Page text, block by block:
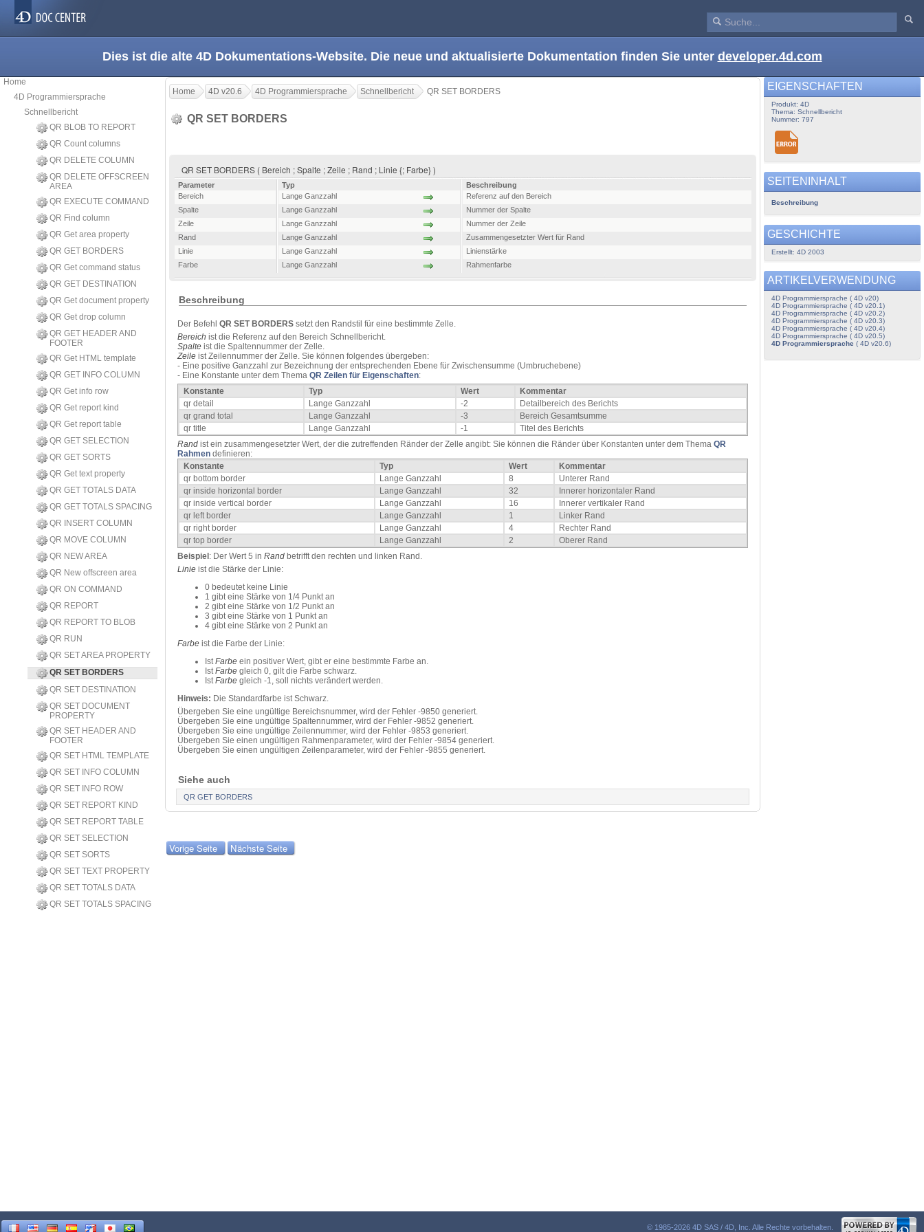
Dies ist die alte 4D Dokumentations-Website. Die neue und aktualisierte Dokumentation finden Sie unter developer.4d.com
Home
4D Programmiersprache
Schnellbericht
QR BLOB TO REPORT
QR Count columns
QR DELETE COLUMN
QR DELETE OFFSCREEN
AREA
QR EXECUTE COMMAND
QR Find column
QR Get area property
QR GET BORDERS
QR Get command status
QR GET DESTINATION
QR Get document property
QR Get drop column
QR GET HEADER AND
FOOTER
QR Get HTML template
QR GET INFO COLUMN
QR Get info row
QR Get report kind
QR Get report table
QR GET SELECTION
QR GET SORTS
QR Get text property
QR GET TOTALS DATA
QR GET TOTALS SPACING
QR INSERT COLUMN
QR MOVE COLUMN
QR NEW AREA
QR New offscreen area
QR ON COMMAND
QR REPORT
QR REPORT TO BLOB
QR RUN
QR SET AREA PROPERTY
QR SET BORDERS
QR SET DESTINATION
QR SET DOCUMENT
PROPERTY
QR SET HEADER AND
FOOTER
QR SET HTML TEMPLATE
QR SET INFO COLUMN
QR SET INFO ROW
QR SET REPORT KIND
QR SET REPORT TABLE
QR SET SELECTION
QR SET SORTS
QR SET TEXT PROPERTY
QR SET TOTALS DATA
QR SET TOTALS SPACING
Home 4D v20.6 4D Programmiersprache Schnellbericht QR SET BORDERS
QR SET BORDERS
QR SET BORDERS ( Bereich ; Spalte ; Zeile ; Rand ; Linie {; Farbe} )
Parameter Typ
Beschreibung
Bereich
Lange Ganzzahl
Referenz auf den Bereich
Spalte
Lange Ganzzahl
Nummer der Spalte
Zeile
Lange Ganzzahl
Nummer der Zeile
Rand
Lange Ganzzahl
Zusammengesetzter Wert für Rand
Linie
Lange Ganzzahl
Linienstärke
Farbe
Lange Ganzzahl Rahmenfarbe
Beschreibung
Der Befehl QR SET BORDERS setzt den Randstil für eine bestimmte Zelle.
Bereich ist die Referenz auf den Bereich Schnellbericht.
Spalte ist die Spaltennummer der Zelle.
Zeile ist Zeilennummer der Zelle. Sie können folgendes übergeben:
- Eine positive Ganzzahl zur Bezeichnung der entsprechenden Ebene für Zwischensumme (Umbruchebene)
- Eine Konstante unter dem Thema QR Zeilen für Eigenschaften:
Konstante
Typ Wert
Kommentar
qr detail
Lange Ganzzahl -2
Detailbereich des Berichts
qr grand total
Lange Ganzzahl -3
Bereich Gesamtsumme
qr title
Lange Ganzzahl -1
Titel des Berichts
Rand ist ein zusammengesetzter Wert, der die zutreffenden Ränder der Zelle angibt: Sie können die Ränder über Konstanten unter dem Thema QR
Rahmen definieren:
Konstante
Typ Wert
Kommentar
qr bottom border
Lange Ganzzahl 8
Unterer Rand
qr inside horizontal border
Lange Ganzzahl 32
Innerer horizontaler Rand
qr inside vertical border
Lange Ganzzahl 16
Innerer vertikaler Rand
qr left border
Lange Ganzzahl 1
Linker Rand
qr right border
Lange Ganzzahl 4
Rechter Rand
qr top border
Lange Ganzzahl 2
Oberer Rand
Beispiel : Der Wert 5 in Rand betrifft den rechten und linken Rand.
Linie ist die Stärke der Linie:
0 bedeutet keine Linie
1 gibt eine Stärke von 1/4 Punkt an
2 gibt eine Stärke von 1/2 Punkt an
3 gibt eine Stärke von 1 Punkt an
4 gibt eine Stärke von 2 Punkt an
Farbe ist die Farbe der Linie:
IstFarbe ein positiver Wert, gibt er eine bestimmte Farbe an.
IstFarbe gleich 0, gilt die Farbe schwarz.
IstFarbe gleich -1, soll nichts verändert werden.
Hinweis: Die Standardfarbe ist Schwarz.
Übergeben Sie eine ungültige Bereichsnummer, wird der Fehler -9850 generiert.
Übergeben Sie eine ungültige Spaltennummer, wird der Fehler -9852 generiert.
Übergeben Sie eine ungültige Zeilennummer, wird der Fehler -9853 generiert.
Übergeben Sie einen ungültigen Rahmenparameter, wird der Fehler -9854 generiert.
Übergeben Sie einen ungültigen Zeilenparameter, wird der Fehler -9855 generiert.
Siehe auch
QR GET BORDERS
Vorige Seite Nächste Seite
EIGENSCHAFTEN
Produkt: 4D
Thema: Schnellbericht
Nummer: 797
SEITENINHALT
Beschreibung
GESCHICHTE
Erstellt: 4D 2003
ARTIKELVERWENDUNG
4D Programmiersprache ( 4D v20)
4D Programmiersprache ( 4D v20.1)
4D Programmiersprache ( 4D v20.2)
4D Programmiersprache ( 4D v20.3)
4D Programmiersprache ( 4D v20.4)
4D Programmiersprache ( 4D v20.5)
4D Programmiersprache( 4D v20.6)
© 1985-2026 4D SAS / 4D, Inc. Alle Rechte vorbehalten.